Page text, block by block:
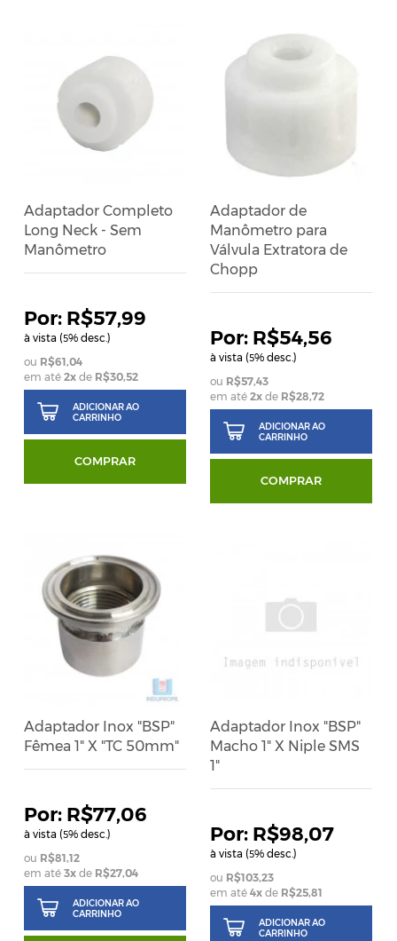
Adaptador Completo
Long Neck - Sem
Manômetro
R$57,99
à vista (5% desc.)
R$61,04
em até2x de R$30,52
ADICIONAR AO
CARRINHO
COMPRAR
Adaptador de
Manômetro para
Válvula Extratora de
Chopp
R$54,56
à vista (5% desc.)
R$57,43
em até 2xde R$28,72
ADICIONAR AO
CARRINHO
COMPRAR
Adaptador Inox "BSP"
Fêmea 1" X "TC 50mm"
R$77,06
à vista (5% desc.)
R$81,12
em até3x de R$27,04
ADICIONAR AO
CARRINHO
Adaptador Inox "BSP"
Macho 1" X Niple SMS
1"
R$98,07
à vista (5% desc.)
R$103,23
em até 4xde R$25,81
ADICIONAR AO
CARRINHO